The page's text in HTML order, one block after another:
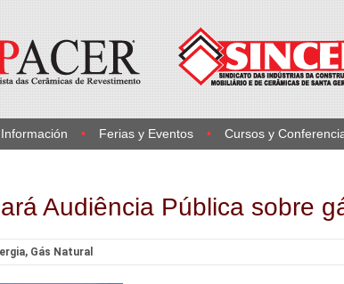
Información Ferias y Eventos Cursos y
Audiência Pública sobre
, Gás Natural